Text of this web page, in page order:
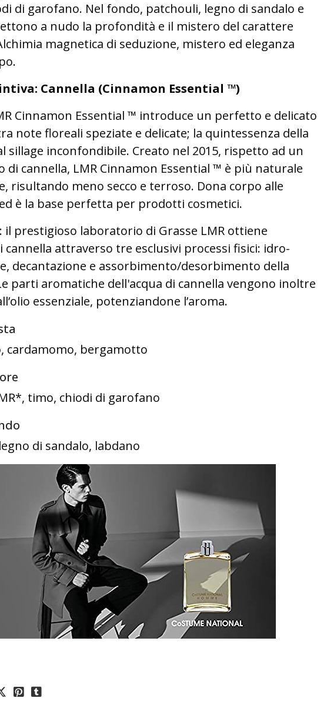
di garofano. Nel fondo, patchouli, legno di sandalo e
a nudo la profondità e il mistero del carattere
magnetica di seduzione, mistero ed eleganza
Cannella (Cinnamon Essential ™)
Cinnamon Essential ™ introduce un perfetto e delicato
note floreali speziate e delicate; la quintessenza della
sillage inconfondibile. Creato nel 2015, rispetto ad un
di cannella, LMR Cinnamon Essential ™ è più naturale
risultando meno secco e terroso. Dona corpo alle
è la base perfetta per prodotti cosmetici.
il prestigioso laboratorio di Grasse LMR ottiene
cannella attraverso tre esclusivi processi fisici: idro-
decantazione e assorbimento/desorbimento della
parti aromatiche dell'acqua di cannella vengono inoltre
essenziale, potenziandone l’aroma.
cardamomo, bergamotto
timo, chiodi di garofano
di sandalo, labdano